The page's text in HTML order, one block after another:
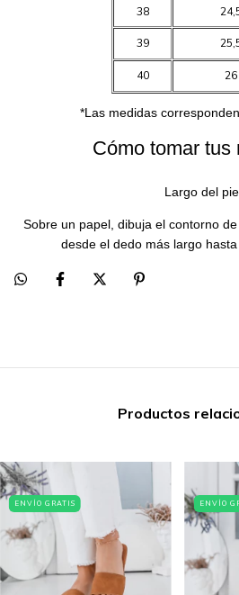
38
39
40 26
*Las medidas
Cómo tomar tus
Largo del pie
Sobre un papel, dibuja el contorno
desde el dedo más largo hasta
Productos
ENVÍO GRATIS ENVÍO